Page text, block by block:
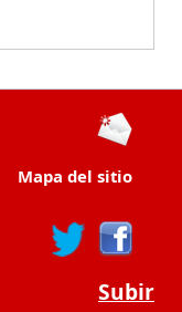
Mapa del sitio
Subir